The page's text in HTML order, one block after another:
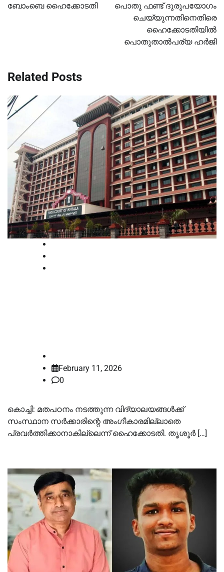
ബോംബെ ഹൈക്കോടതി
പൊതു ഫണ്ട് ദുരുപയോഗം
ചെയ്യുന്നതിനെതിരെ
ഹൈക്കോടതിയിൽ
പൊതുതാൽപര്യ ഹർജി
Related Posts
February 11, 2026
0
കൊച്ചി: മതപഠനം നടത്തുന്ന വിദ്യാലയങ്ങള്‍ക്ക്
സംസ്ഥാന സര്‍ക്കാരിന്റെ അംഗീകാരമില്ലാതെ
പ്രവര്‍ത്തിക്കാനാകില്ലെന്ന് ഹൈക്കോടതി. തൃശൂര്‍ […]